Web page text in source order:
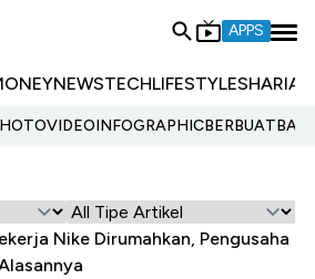
APPS
NEWSTECHLIFESTYLESHARIA
VIDEOINFOGRAPHIC
Nike Dirumahkan, Pengusaha